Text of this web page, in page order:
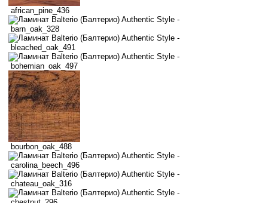
african_pine_436
barn_oak_328
bleached_oak_491
bohemian_oak_497
bourbon_oak_488
carolina_beech_496
chateau_oak_316